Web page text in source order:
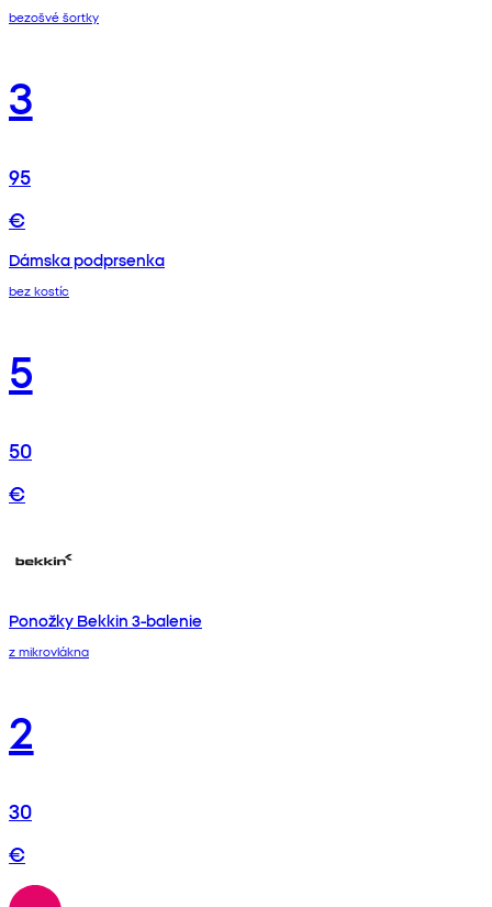
bezošvé šortky
3
95
€
Dámska podprsenka
bez kostíc
5
50
€
Ponožky Bekkin 3-balenie
z mikrovlákna
2
30
€